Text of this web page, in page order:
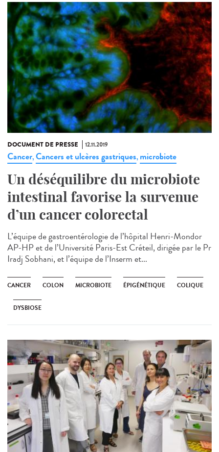
DOCUMENT DE PRESSE 12.11.2019
Cancer,Cancers et ulcères gastriques, microbiote
Un déséquilibre du microbiote
intestinal favorise la survenue
d’un cancer colorectal
L’équipe de gastroentérologie de l’hôpital Henri-Mondor
AP-HP et de l’Université Paris-Est Créteil, dirigée par le Pr
Iradj Sobhani, et l’équipe de l’Inserm et...
CANCER COLON MICROBIOTE ÉPIGÉNÉTIQUE COLIQUE
DYSBIOSE